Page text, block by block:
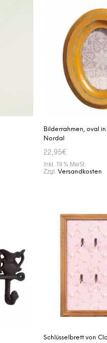
Bilderrahmen, oval
Nordal
22,95€
Inkl. 19 % MwSt.
Zzgl.Versandkosten
Schlüsselbrett von